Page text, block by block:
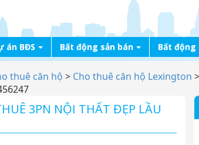
án BĐS Bất động sản bán Bất động
thuê căn hộ > Cho thuê căn hộ Lexington >
3PN NỘI THẤT ĐẸP LẦU